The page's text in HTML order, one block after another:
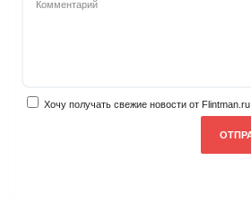
Хочу получать свежие новости от Flintman.ru